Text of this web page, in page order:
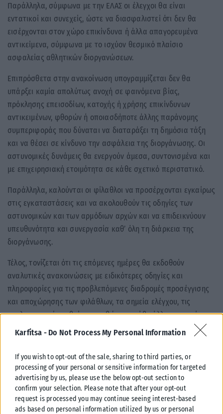
Karfitsa - Do Not Process My Personal Information
If you wish to opt-out of the sale, sharing to third parties, or
processing of your personal or sensitive information for targeted
advertising by us, please use the below opt-out section to
confirm your selection. Please note that after your opt-out
request is processed you may continue seeing interest-based
ads based on personal information utilized by us or personal
Παράλληλα, σύμφωνα με την ΕΛΑΣ οι έλεγχοι θα είναι
εντατικοί και συνεχείς, ώστε να διασφαλιστεί ότι δεν θα
εισέρχονται στον χώρο επικίνδυνα ή άλλα απαγορευμένα
αντικείμενα, σύμφωνα με το ισχύον θεσμικό πλαίσιο
ασφαλείας αθλητικών διοργανώσεων.
Επιπρόσθετα στην ανακοίνωση υπογραμμίζεται δεν θα
υπάρξει καμία απολύτως ανοχή σε φαινόμενα βίας,
πρόκλησης επεισοδίων, κατοχής ή χρήσης επικίνδυνων
αντικειμένων, φθορών ή οποιασδήποτε άλλης παράνομης
συμπεριφοράς που δύναται να διαταράξει τη δημόσια τάξη
και να θέσει σε κίνδυνο την ασφάλεια της διοργάνωσης. Οι
αστυνομικές δυνάμεις θα ενεργούν άμεσα, συντονισμένα και
με επιχειρησιακή ετοιμότητα σε κάθε σχετικό περιστατικό.
Παράλληλα, καλούνται οι φίλαθλοι να προσέρχονται εγκαίρως
στις εγκαταστάσεις και να ακολουθούν τις οδηγίες των
αστυνομικών και των αρμόδιων αρχών και να επιδεικνύουν
υπευθυνότητα και συνεργασία καθ’ όλη τη διάρκεια της
διοργάνωσης.
Τέλος, τονίζεται ότι τις επόμενες ημέρες θα εκδοθούν
αναλυτικές ανακοινώσεις με ειδικότερες οδηγίες και
πληροφορίες για τις προβλεπόμενες διαδρομές προσέγγισης
και αποχώρησης των φιλάθλων, τα σημεία ελέγχου, τις
κυκλοφοριακές ρυθμίσεις, καθώς και κάθε άλλη αναγκαία
πληροφορία για την ασφαλή διεξαγωγή της διοργάνωσης.
Σχετικά Άρθρα